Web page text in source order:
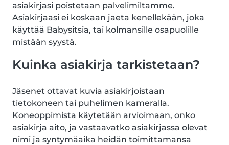
asiakirjasi poistetaan palvelimiltamme.
Asiakirjaasi ei koskaan jaeta kenellekään, joka
käyttää Babysitsia, tai kolmansille osapuolille
mistään syystä.
Kuinka asiakirja tarkistetaan?
Jäsenet ottavat kuvia asiakirjoistaan
tietokoneen tai puhelimen kameralla.
Koneoppimista käytetään arvioimaan, onko
asiakirja aito, ja vastaavatko asiakirjassa olevat
nimi ja syntymäaika heidän toimittamansa